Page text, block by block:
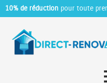
10% de réduction pour toute